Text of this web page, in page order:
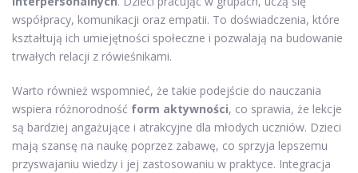
współpracy, komunikacji oraz empatii. To doświadczenia, które
kształtują ich umiejętności społeczne i pozwalają na budowanie
trwałych relacji z rówieśnikami.
Warto również wspomnieć, że takie podejście do nauczania
wspiera różnorodność form aktywności, co sprawia, że lekcje
są bardziej angażujące i atrakcyjne dla młodych uczniów. Dzieci
mają szansę na naukę poprzez zabawę, co sprzyja lepszemu
przyswajaniu wiedzy i jej zastosowaniu w praktyce. Integracja